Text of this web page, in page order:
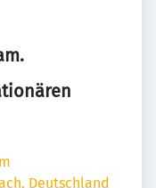
Deutschland